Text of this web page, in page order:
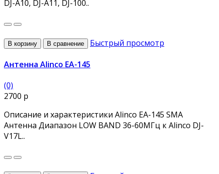
DJ-A10, DJ-A11, DJ-100..
В корзину В сравнение Быстрый просмотр
Антенна Alinco EA-145
(0)
2700 р
Описание и характеристики Alinco EA-145 SMA
Антенна Диапазон LOW BAND 36-60МГц к Alinco DJ-
V17L..